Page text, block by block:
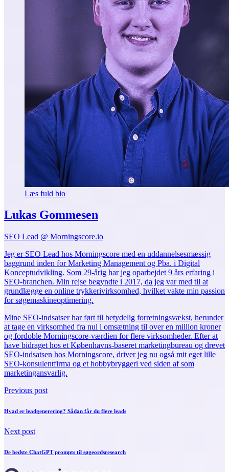
Læs fuld bio
Lukas Gommesen
SEO Lead @ Morningscore.io
Jeg er SEO Lead hos Morningscore med en uddannelsesmæssig
baggrund inden for Marketing Management og Pba. i Digital
Konceptudvikling. Som 29-årig har jeg oparbejdet 9 års erfaring i
SEO-branchen. Min rejse begyndte i 2017, da jeg var med til at
grundlægge en online trykkerivirksomhed, hvilket vakte min passion
for søgemaskineoptimering.
Mine SEO-indsatser har ført til betydelig forretningsvækst, herunder
at tage en virksomhed fra nul i omsætning til over en million kroner
og fordoble Morningscore-værdien for flere virksomheder. Efter at
have bidraget hos et Københavns-baseret marketingbureau og drevet
SEO-indsatsen hos Morningscore, driver jeg nu også mit eget lille
SEO-konsulentfirma og et hobbybryggeri ved siden af som
marketingansvarlig.
Previous post
Hvad er leadgenerering? Sådan får du flere leads
Next post
De bedste ChatGPT prompts til søgeordsresearch